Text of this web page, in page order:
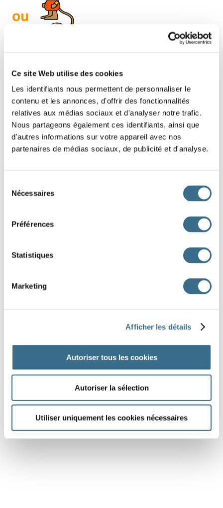
Ce site Web utilise des cookies
Les identifiants nous permettent de personnaliser le
contenu et les annonces, d'offrir des fonctionnalités
relatives aux médias sociaux et d'analyser notre trafic.
Nous partageons également ces identifiants, ainsi que
d'autres informations sur votre appareil avec nos
partenaires de médias sociaux, de publicité et d'analyse.
Nécessaires
Préférences
Statistiques
Marketing
Afficher les détails
Autoriser tous les cookies
Autoriser la sélection
Utiliser uniquement les cookies nécessaires
écran
objet
carapace